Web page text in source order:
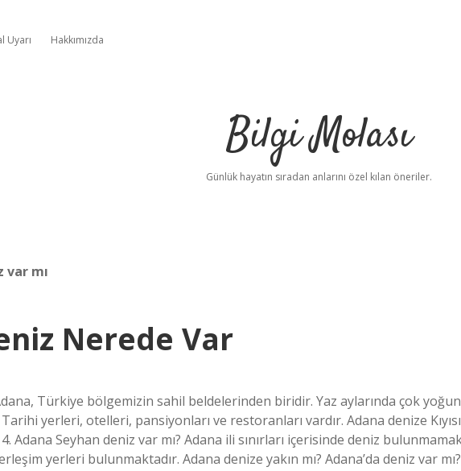
Uyarı Hakkımızda
Bilgi Molası
Günlük hayatın sıradan anlarını özel kılan öneriler.
var mı
Nerede Var
Türkiye bölgemizin sahil beldelerinden biridir. Yaz aylarında çok
yerleri, otelleri, pansiyonları ve restoranları vardır. Adana denize
Adana Seyhan deniz var mı? Adana ili sınırları içerisinde deniz
yerleri bulunmaktadır. Adana denize yakın mı? Adana’da deniz var